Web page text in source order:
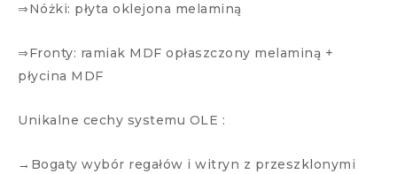
⇒Nóżki: płyta oklejona melaminą
⇒Fronty: ramiak MDF opłaszczony melaminą +
płycina MDF
Unikalne cechy systemu OLE :
→Bogaty wybór regałów i witryn z przeszklonymi